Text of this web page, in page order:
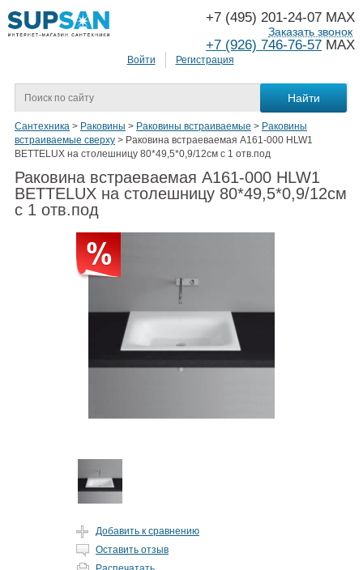
Войти Регистрация
+7 (495) 201-24-07 MAX
+7 (926) 746-76-57 MAX
Заказать звонок
Сантехника > Раковины > Раковины встраиваемые > Раковины
встраиваемые сверху > Раковина встраеваемая A161-000 HLW1
BETTELUX на столешницу 80*49,5*0,9/12см с 1 отв.под
Раковина встраеваемая A161-000 HLW1
BETTELUX на столешницу 80*49,5*0,9/12см
с 1 отв.под
Добавить к сравнению
Оставить отзыв